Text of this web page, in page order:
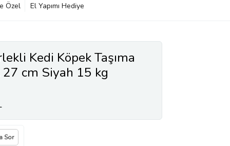
Özel El Yapımı Hediye
Kedi Köpek Taşıma
cm Siyah 15 kg
Sor